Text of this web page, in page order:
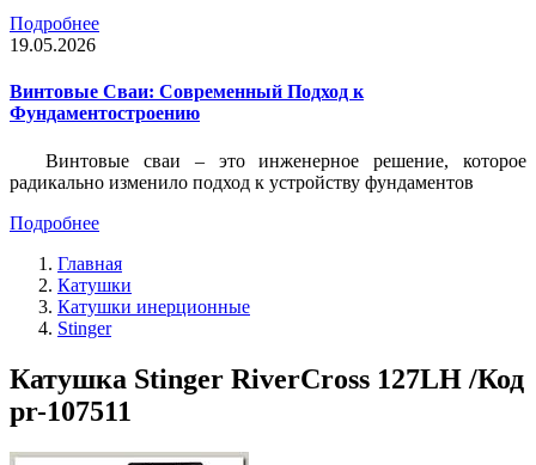
Подробнее
19.05.2026
Винтовые Сваи: Современный Подход к
Фундаментостроению
Винтовые сваи – это инженерное решение, которое
радикально изменило подход к устройству фундаментов
Подробнее
Главная
Катушки
Катушки инерционные
Stinger
Катушка Stinger RiverCross 127LH /Код
pr-107511